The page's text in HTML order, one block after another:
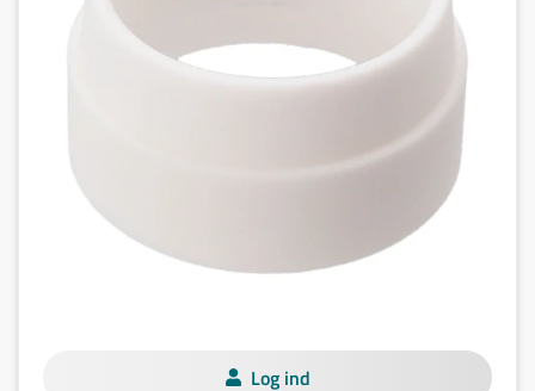
Log ind